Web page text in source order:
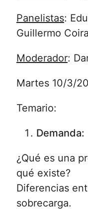
Panelistas:
Guillermo Coira
Moderador:
Martes 10/3/
Temario:
Demanda:
¿Qué es una
qué existe?
Diferencias
sobrecarga.